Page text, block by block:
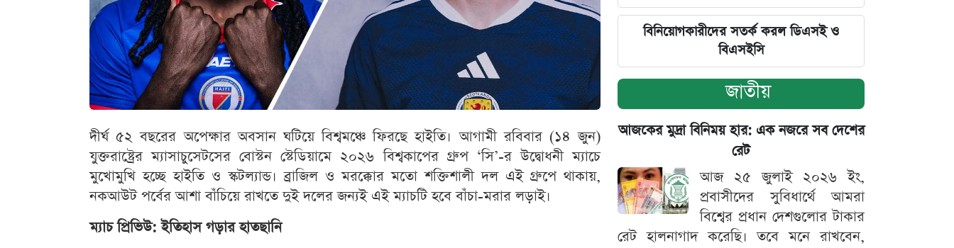
দীর্ঘ ৫২ বছরের অপেক্ষার অবসান ঘটিয়ে বিশ্বমঞ্চে ফিরছে হাইতি। আগামী রবিবার (১৪ জুন)
যুক্তরাষ্ট্রের ম্যাসাচুসেটসের বোস্টন স্টেডিয়ামে ২০২৬ বিশ্বকাপের গ্রুপ ‘সি’-র উদ্বোধনী ম্যাচে
মুখোমুখি হচ্ছে হাইতি ও স্কটল্যান্ড। ব্রাজিল ও মরক্কোর মতো শক্তিশালী দল এই গ্রুপে থাকায়,
নকআউট পর্বের আশা বাঁচিয়ে রাখতে দুই দলের জন্যই এই ম্যাচটি হবে বাঁচা-মরার লড়াই।
ম্যাচ প্রিভিউ: ইতিহাস গড়ার হাতছানি
বিনিয়োগকারীদের সতর্ক করল ডিএসই ও
বিএসইসি
জাতীয়
আজকের মুদ্রা বিনিময় হার: এক নজরে সব দেশের
রেট
আজ ২৫ জুলাই ২০২৬ ইং,
প্রবাসীদের সুবিধার্থে আমরা
বিশ্বের প্রধান দেশগুলোর টাকার
রেট হালনাগাদ করেছি। তবে মনে রাখবেন,